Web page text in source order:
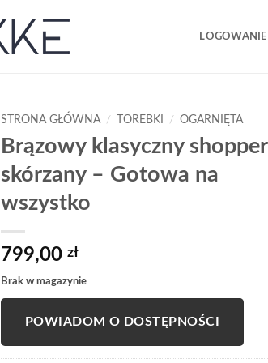
LOGOWANIE
STRONA GŁÓWNA / TOREBKI / OGARNIĘTA
Brązowy klasyczny shopper
skórzany – Gotowa na
wszystko
799,00 zł
Brak w magazynie
POWIADOM O DOSTĘPNOŚCI